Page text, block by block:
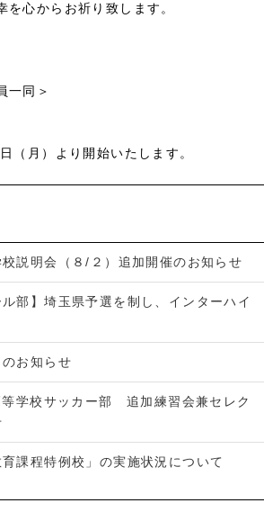
を心からお祈り致します。
一同＞
（月）より開始いたします。
説明会（８/２）追加開催のお知らせ
ル部】埼玉県予選を制し、インターハイ
お知らせ
学校サッカー部 追加練習会兼セレク
課程特例校」の実施状況について